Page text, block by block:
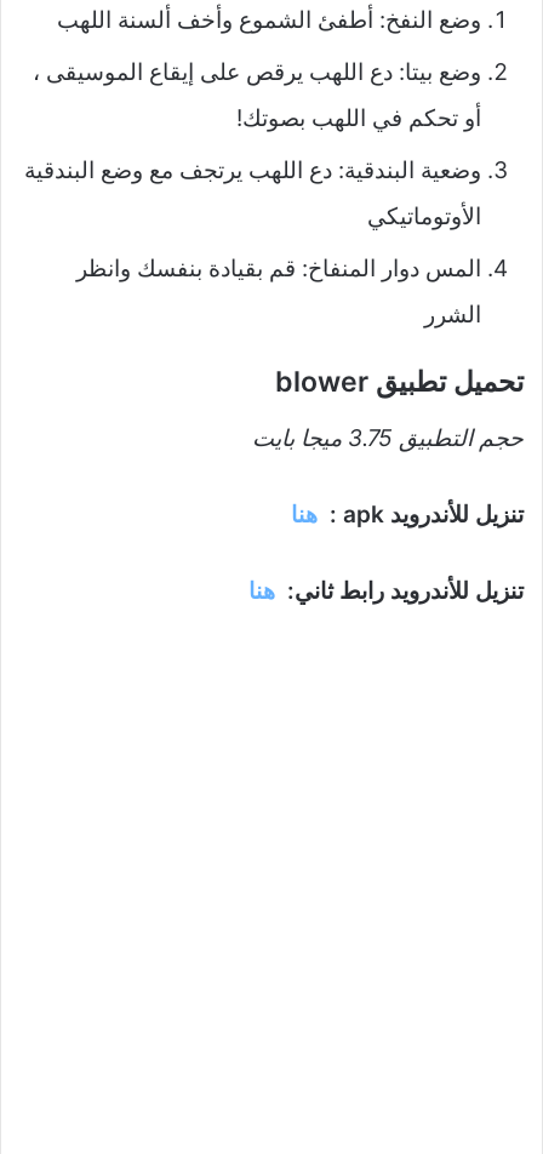
وضع النفخ: أطفئ الشموع وأخف ألسنة اللهب
وضع بيتا: دع اللهب يرقص على إيقاع الموسيقى ،
أو تحكم في اللهب بصوتك!
وضعية البندقية: دع اللهب يرتجف مع وضع البندقية
الأوتوماتيكي
المس دوار المنفاخ: قم بقيادة بنفسك وانظر
الشرر
تحميل تطبيق blower
حجم التطبيق 3.75 ميجا بايت
تنزيل للأندرويد apk : هنا
تنزيل للأندرويد رابط ثاني: هنا